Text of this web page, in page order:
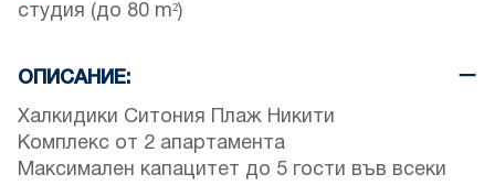
студия (до 80 m²)
ОПИСАНИЕ:
Халкидики Ситония Плаж Никити
Комплекс от 2 апартамента
Максимален капацитет до 5 гости във всеки